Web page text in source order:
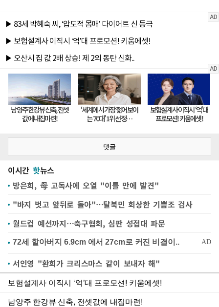
댓글
이시간 핫뉴스
방은희, 母 고독사에 오열 "이틀 만에 발견"
"바지 벗고 앞뒤로 돌아"…탈북민 회상한 기쁨조 검사
월드컵 예선까지…축구협회, 심판 성접대 파문
서인영 "환희가 크리스마스 같이 보내자 해"